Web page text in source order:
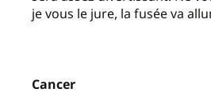
je vous le jure, la fusée va
Cancer